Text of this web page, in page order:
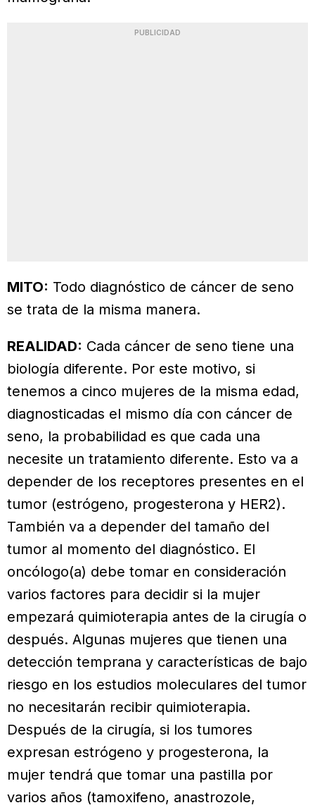
PUBLICIDAD
MITO: Todo diagnóstico de cáncer de seno
se trata de la misma manera.
REALIDAD: Cada cáncer de seno tiene una
biología diferente. Por este motivo, si
tenemos a cinco mujeres de la misma edad,
diagnosticadas el mismo día con cáncer de
seno, la probabilidad es que cada una
necesite un tratamiento diferente. Esto va a
depender de los receptores presentes en el
tumor (estrógeno, progesterona y HER2).
También va a depender del tamaño del
tumor al momento del diagnóstico. El
oncólogo(a) debe tomar en consideración
varios factores para decidir si la mujer
empezará quimioterapia antes de la cirugía o
después. Algunas mujeres que tienen una
detección temprana y características de bajo
riesgo en los estudios moleculares del tumor
no necesitarán recibir quimioterapia.
Después de la cirugía, si los tumores
expresan estrógeno y progesterona, la
mujer tendrá que tomar una pastilla por
varios años (tamoxifeno, anastrozole,